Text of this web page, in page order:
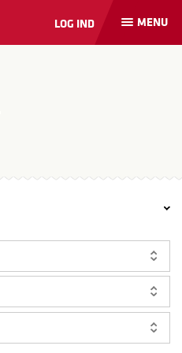
Åbn
og
MENU
LOG IND